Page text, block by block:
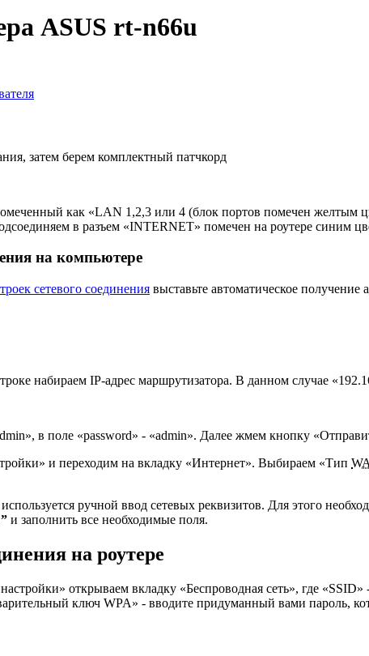
ASUS rt-n66u
затем берем комплектный патчкорд
как «LAN 1,2,3 или 4 (блок портов помечен желтым
в разъем «INTERNET» помечен на роутере синим
на компьютере
сетевого соединения выставьте автоматическое получение
набираем IP-адрес маршрутизатора. В данном случае
в поле «password» - «admin». Далее жмем кнопку
и переходим на вкладку «Интернет». Выбираем «Тип
ручной ввод сетевых реквизитов. Для этого
и заполнить все необходимые поля.
на роутере
открываем вкладку «Беспроводная сеть», где
ключ WPA» - вводите придуманный вами пароль,